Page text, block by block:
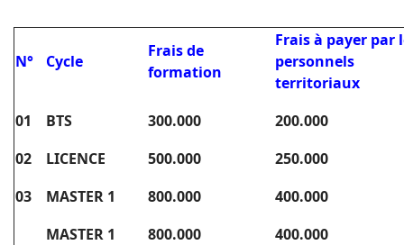
N° Cycle
Frais de
formation
Frais à payer par
personnels
territoriaux
01
BTS 300.000
200.000
02
LICENCE 500.000
250.000
03
MASTER 1 800.000
400.000
MASTER 1
800.000 400.000